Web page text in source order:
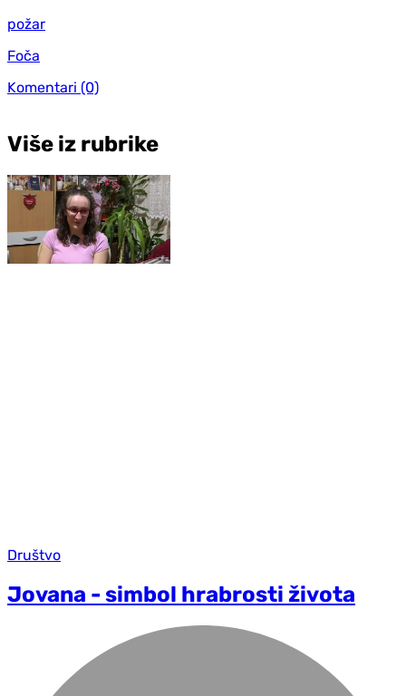
požar
Foča
Komentari (0)
Više iz rubrike
Društvo
Jovana - simbol hrabrosti života